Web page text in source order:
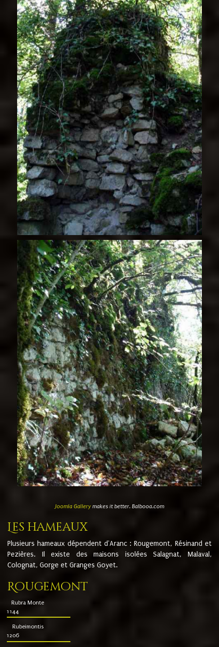
Joomla Gallerymakes it better. Balbooa.com
Les hameaux
Plusieurs hameaux dépendent d'Aranc : Rougemont, Résinand et
Pezières. Il existe des maisons isolées Salagnat, Malaval,
Colognat, Gorge et Granges Goyet.
Rougemont
Rubra Monte
1144
Rubeimontis
1206